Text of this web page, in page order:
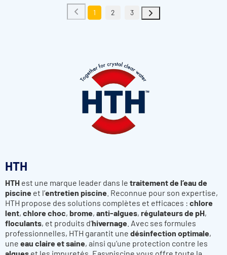
1 2 3
HTH
HTH est une marque leader dans le traitement de l’eau de
piscine et l’entretien piscine . Reconnue pour son expertise,
HTH propose des solutions complètes et efficaces : chlore
lent, chlore choc, brome, anti-algues, régulateurs de pH,
floculants, et produits d’hivernage . Avec ses formules
professionnelles, HTH garantit une désinfection optimale,
une eau claire et saine, ainsi qu’une protection contre les